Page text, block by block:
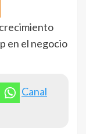
en el negocio
Canal